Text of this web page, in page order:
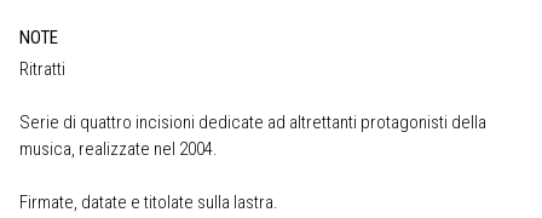
NOTE
Ritratti
Serie di quattro incisioni dedicate ad altrettanti protagonisti della
musica, realizzate nel 2004.
Firmate, datate e titolate sulla lastra.